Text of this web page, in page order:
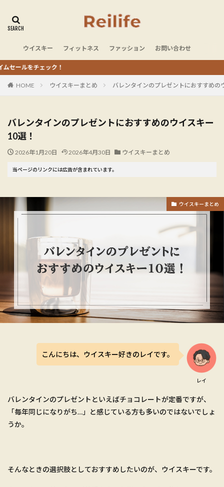
ウイスキー フィットネス ファッション お問い合わせ
ェック！
HOME ウイスキーまとめ バレンタインのプレゼントにおすすめの
バレンタインのプレゼントにおすすめのウイスキー
10選！
2026年1月20日 2026年4月30日 ウイスキーまとめ
当ページのリンクには広告が含まれています。
ウイスキーまとめ
レイ
こんにちは、ウイスキー好きのレイです。
バレンタインのプレゼントといえばチョコレートが定番ですが、
「毎年同じになりがち…」と感じている方も多いのではないでしょ
うか。
そんなときの選択肢としておすすめしたいのが、ウイスキーです。